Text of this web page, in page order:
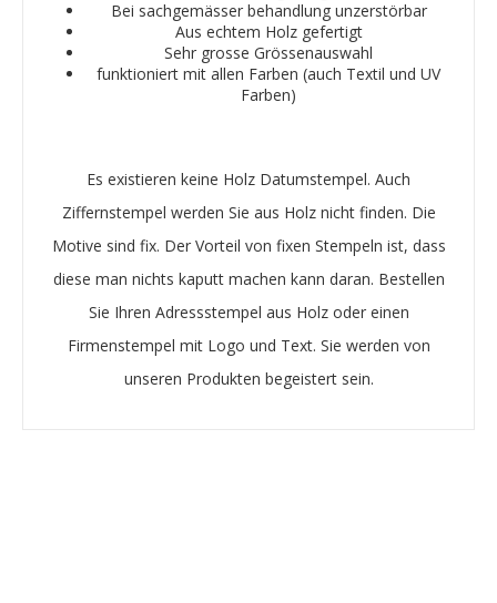
Bei sachgemässer behandlung unzerstörbar
Aus echtem Holz gefertigt
Sehr grosse Grössenauswahl
funktioniert mit allen Farben (auch Textil und UV
Farben)
Es existieren keine Holz Datumstempel. Auch
Ziffernstempel werden Sie aus Holz nicht finden. Die
Motive sind fix. Der Vorteil von fixen Stempeln ist, dass
diese man nichts kaputt machen kann daran. Bestellen
Sie Ihren Adressstempel aus Holz oder einen
Firmenstempel mit Logo und Text. Sie werden von
unseren Produkten begeistert sein.